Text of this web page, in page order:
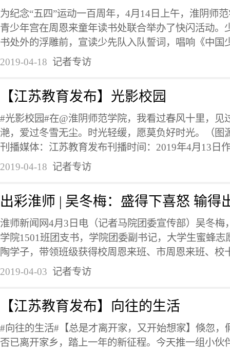
为纪念“五四”运动一百周年，4月14日上午，淮阴师
青少年宫在周恩来童年读书处联合举办了快闪活动。
书处外的浮雕前，宣读少先队入队誓词，唱响《中国
2019-04-18 记者专访
【江苏教育发布】光影校园
#光影校园#在@淮阴师范学院，我看过春风十里，见
滟，爱过冬雪无尘。时光轻缓，愿莫负好时光。（图
刊播媒体：江苏教育发布刊播时间：2019年4月13日
2019-04-18 记者专访
出彩淮师 | 吴冬梅：盛得下喜怒 输得
淮师新闻网4月3日电（记者马院团委宣传部）吴冬梅
学院1501班团支书，学院团委副书记，大学生蜜蜂
陶学子，带领班级获得校周恩来班、市周恩来班、校
2019-04-03 记者专访
【江苏教育发布】向往的生活
#向往的生活#【总是才离开家，又开始想家】倏忽，
否已离开家乡，踏上一年的新征程。今天推一组小伙